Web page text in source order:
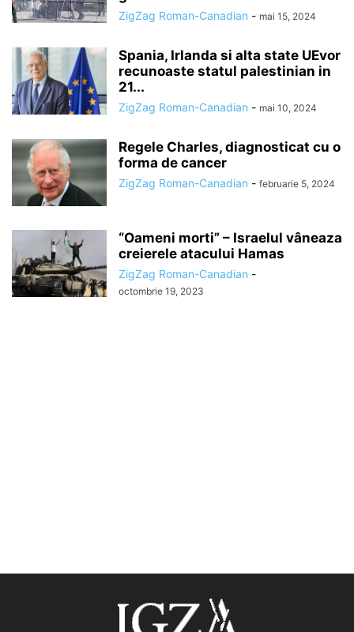
ZigZag Roman-Canadian - mai 15, 2024
Spania, Irlanda si alta state UEvor
recunoaste statul palestinian in
21...
ZigZag Roman-Canadian - mai 10, 2024
Regele Charles, diagnosticat cu o
forma de cancer
ZigZag Roman-Canadian - februarie 5, 2024
“Oameni morti” – Israelul vâneaza
creierele atacului Hamas
ZigZag Roman-Canadian -
octombrie 19, 2023